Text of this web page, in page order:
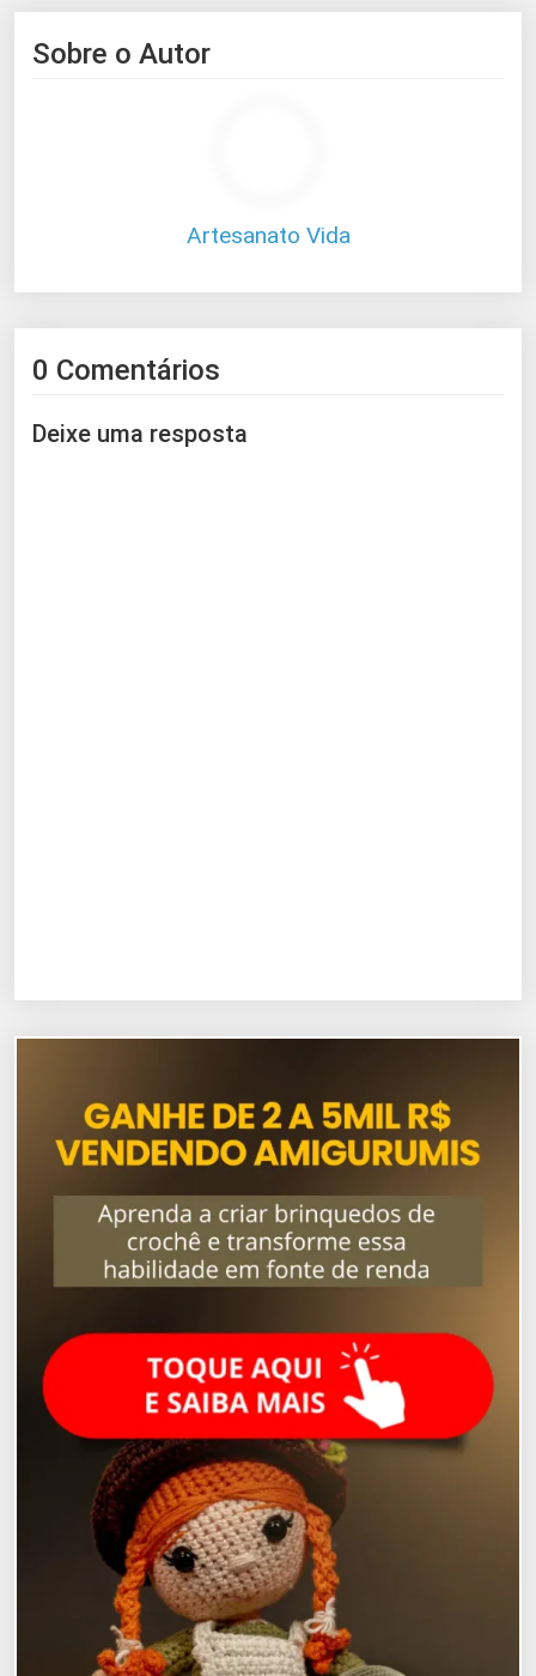
Sobre o Autor
Artesanato Vida
0 Comentários
Deixe uma resposta